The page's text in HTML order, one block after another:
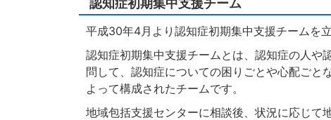
認知症初期集中支援チーム
平成30年4月より認知症初期集中支援チームを立
認知症初期集中支援チームとは、認知症の人や
問して、認知症についての困りごとや心配ごと
よって構成されたチームです。
地域包括支援センターに相談後、状況に応じて